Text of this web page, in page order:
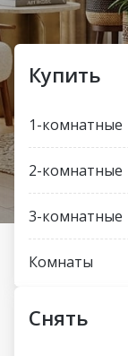
Купить
1-комнатные
2-комнатные
3-комнатные
Комнаты
Снять